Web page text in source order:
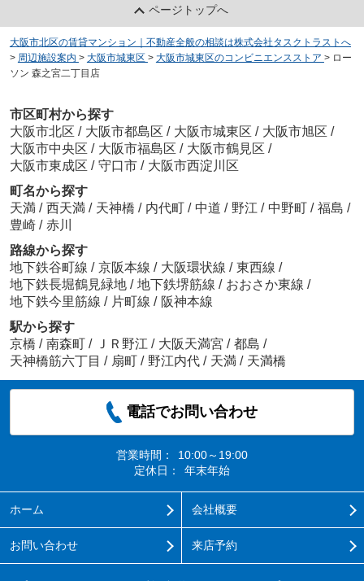
ページトップへ
大阪市北区の賃貸マンション｜不動産全般の相談は株式会社タスクトラストへ
> 周辺施設案内 > 大阪市城東区 > 大阪市城東区のコンビニエンスストア > ロー
ソン 森之宮二丁目店
市区町村から探す
大阪市北区 / 大阪市都島区 / 大阪市城東区 / 大阪市旭区 /
大阪市中央区 / 大阪市福島区 / 大阪市鶴見区 /
大阪市東成区 / 守口市 / 大阪市西淀川区
町名から探す
天満 / 西天満 / 天神橋 / 内代町 / 中道 / 野江 / 中野町 / 福島 /
豊崎 / 赤川
路線から探す
地下鉄谷町線 / 京阪本線 / 大阪環状線 / 東西線 /
地下鉄長堀鶴見緑地 / 地下鉄堺筋線 / おおさか東線 /
地下鉄今里筋線 / 片町線 / 阪神本線
駅から探す
京橋 / 南森町 / ＪＲ野江 / 大阪天満宮 / 都島 /
天神橋筋六丁目 / 扇町 / 野江内代 / 天満 / 天満橋
電話でお問い合わせ
営業時間：
10:00～19:00
定休日：
年末年始
ホーム 会社概要
お問い合わせ 来店予約